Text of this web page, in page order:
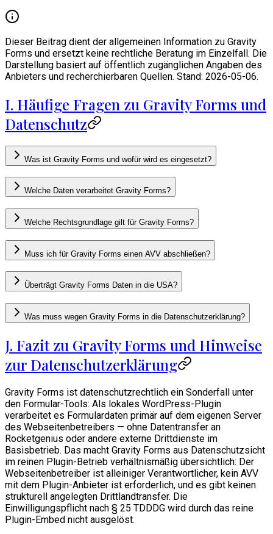
Dieser Beitrag dient der allgemeinen Information zu Gravity
Forms und ersetzt keine rechtliche Beratung im Einzelfall. Die
Darstellung basiert auf öffentlich zugänglichen Angaben des
Anbieters und recherchierbaren Quellen. Stand: 2026-05-06.
I. Häufige Fragen zu Gravity Forms und
Datenschutz
Was ist Gravity Forms und wofür wird es eingesetzt?
Welche Daten verarbeitet Gravity Forms?
Welche Rechtsgrundlage gilt für Gravity Forms?
Muss ich für Gravity Forms einen AVV abschließen?
Überträgt Gravity Forms Daten in die USA?
Was muss wegen Gravity Forms in die Datenschutzerklärung?
J. Fazit zu Gravity Forms und Hinweise
zur Datenschutzerklärung
Gravity Forms ist datenschutzrechtlich ein Sonderfall unter
den Formular-Tools: Als lokales WordPress-Plugin
verarbeitet es Formulardaten primär auf dem eigenen Server
des Webseitenbetreibers — ohne Datentransfer an
Rocketgenius oder andere externe Drittdienste im
Basisbetrieb. Das macht Gravity Forms aus Datenschutzsicht
im reinen Plugin-Betrieb verhältnismäßig übersichtlich: Der
Webseitenbetreiber ist alleiniger Verantwortlicher, kein AVV
mit dem Plugin-Anbieter ist erforderlich, und es gibt keinen
strukturell angelegten Drittlandtransfer. Die
Einwilligungspflicht nach § 25 TDDDG wird durch das reine
Plugin-Embed nicht ausgelöst.